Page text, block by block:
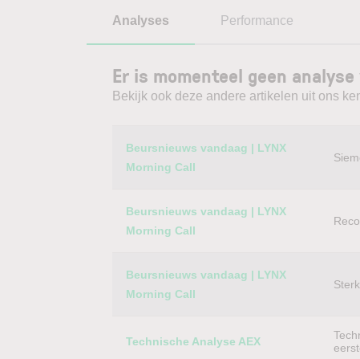
Analyses Performance
Er is momenteel geen
Bekijk ook deze andere artikelen uit ons
Category Titel
Beursnieuws vandaag | LYNX
Morning Call
Beursnieuws vandaag | LYNX
Morning Call
Beursnieuws vandaag | LYNX
Morning Call
Technische Analyse AEX